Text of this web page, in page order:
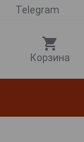
Telegram
Корзина